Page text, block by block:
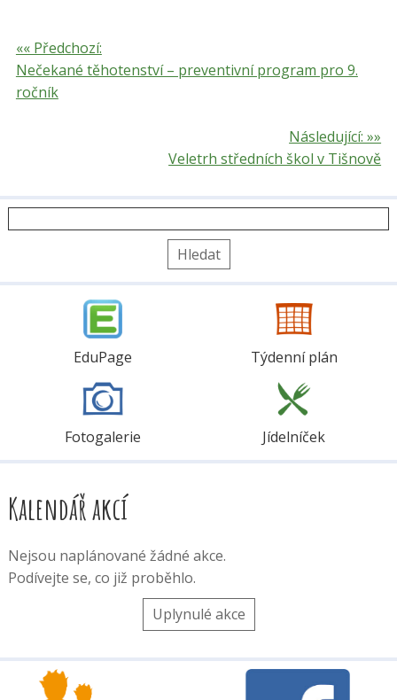
«« Předchozí:
Nečekané těhotenství – preventivní program pro 9.
ročník
Následující: »»
Veletrh středních škol v Tišnově
EduPage Týdenní plán
Fotogalerie Jídelníček
Kalendář akcí
Nejsou naplánované žádné akce.
Podívejte se, co již proběhlo.
Uplynulé akce